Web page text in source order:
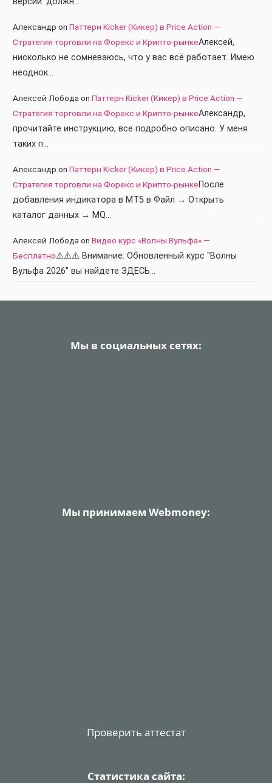
Александр on Паттерн Kicker (Кикер) в Price Action —
Стратегия торговли на Форекс и Крипто-рынкеАлексей,
нисколько не сомневаюсь, что у вас всё работает. Имею
неоднок…
Алексей Лобода on Паттерн Kicker (Кикер) в Price Action —
Стратегия торговли на Форекс и Крипто-рынкеАлександр,
прочитайте инструкцию, все подробно описано. У меня
таких п…
Александр on Паттерн Kicker (Кикер) в Price Action —
Стратегия торговли на Форекс и Крипто-рынкеПосле
добавления индикатора в МТ5 в Файл → Открыть
каталог данных → MQ…
Алексей Лобода on Видео курс «Волны Вульфа» —
Бесплатно⚠️⚠️⚠️ Внимание: Обновленный курс "Волны
Вульфа 2026" вы найдете ЗДЕСЬ…
Мы в социальных сетях:
Мы принимаем Webmoney:
Проверить аттестат
Статистика сайта: